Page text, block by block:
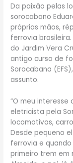
Da paixão pelas
sorocabano
próprias mãos,
ferrovia
do Jardim Vera
antigo curso de
Sorocabana
assunto.
“O meu
eletricista pela
locomotivas,
Desde pequeno
ferrovia e
primeiro trem em